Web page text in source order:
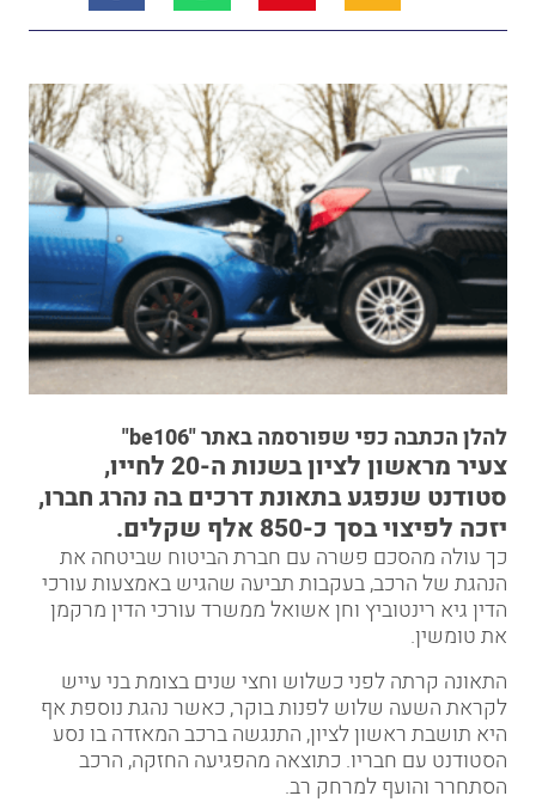
להלן הכתבה כפי שפורסמה באתר "be106"
צעיר מראשון לציון בשנות ה-20 לחייו,
סטודנט שנפגע בתאונת דרכיםבה נהרג חברו,
יזכה לפיצוי בסך כ-850 אלף שקלים.
כך עולה מהסכם פשרה עם חברת הביטוח שביטחה את
הנהגת של הרכב, בעקבות תביעה שהגיש באמצעות עורכי
הדיןגיא רינטוביץ וחן אשואלממשרד עורכי הדין מרקמן
את טומשין.
התאונה קרתה לפני כשלוש וחצי שנים בצומת בני עייש
לקראת השעה שלוש לפנות בוקר, כאשר נהגת נוספת אף
היא תושבת ראשון לציון, התנגשה ברכב המאזדה בו נסע
הסטודנט עם חבריו. כתוצאה מהפגיעה החזקה, הרכב
הסתחרר והועף למרחק רב.